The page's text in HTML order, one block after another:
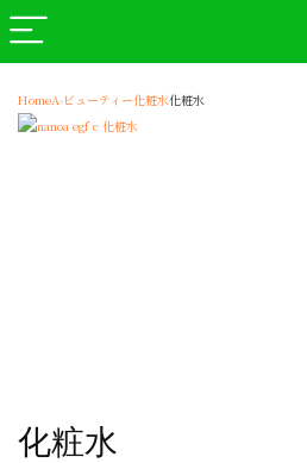
HomeA-ビューティー化粧水化粧水
化粧水